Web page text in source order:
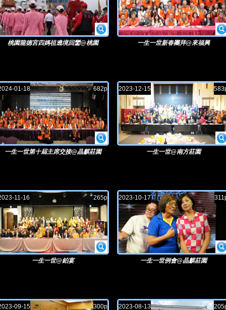
桃園龍德宮四媽祖遶境回鑾@桃園 一生一世新春團拜@來福興
01-18 682p
一生一世第十屆主席交接@晶麒莊園
2023-12-15
一生一世@南方莊園
11-16 265p
一生一世@鉑宴
2023-10-17
一生一世例會@晶麒莊園
09-15 300p 2023-08-13